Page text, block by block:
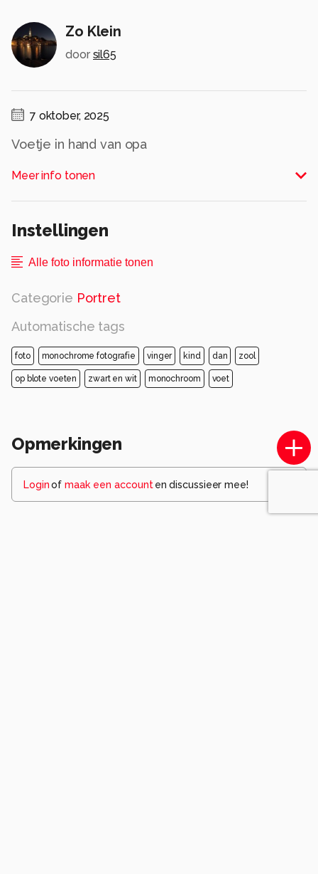
Zo Klein
door sil65
7 oktober, 2025
Voetje in hand van opa
Alle rechten voorbehouden
Meer info tonen
Instellingen
Alle foto informatie tonen
Categorie Portret
Automatische tags
foto monochrome fotografie vinger kind dan zool
op blote voeten zwart en wit monochroom voet
Opmerkingen
Loginof maak een account en discussieer mee!